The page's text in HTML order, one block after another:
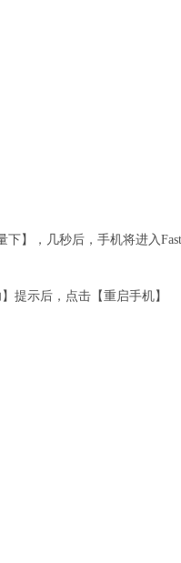
】，几秒后，手机将进入
提示后，点击【重启手机】